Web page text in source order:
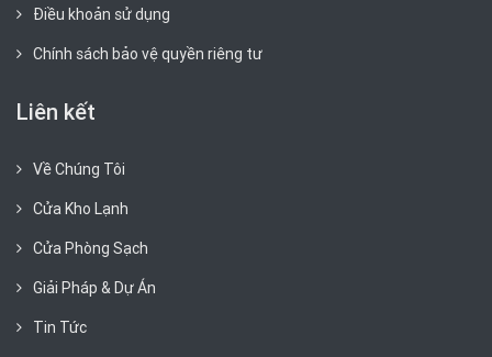
Điều khoản sử dụng
Chính sách bảo vệ quyền riêng tư
Liên kết
Về Chúng Tôi
Cửa Kho Lạnh
Cửa Phòng Sạch
Giải Pháp & Dự Án
Tin Tức